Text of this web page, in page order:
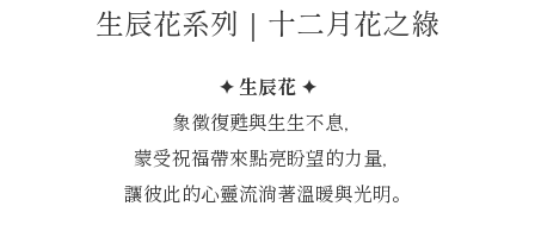
生辰花系列｜十二月花之綠
✦ 生辰花 ✦
象徵復甦與生生不息，
蒙受祝福帶來點亮盼望的力量，
讓彼此的心靈流淌著溫暖與光明。